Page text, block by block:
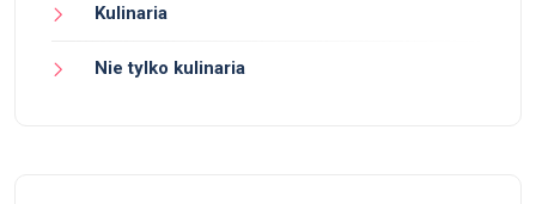
Kulinaria
Nie tylko kulinaria